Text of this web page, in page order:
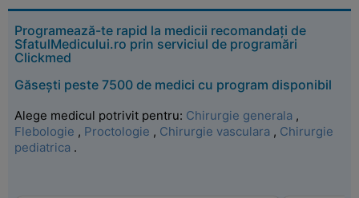
Programează-te rapid la medicii recomandați de
SfatulMedicului.ro prin serviciul de programări
Clickmed
Găsești peste 7500 de medici cu program disponibil
Alege medicul potrivit pentru: Chirurgie generala ,
Flebologie , Proctologie , Chirurgie vasculara , Chirurgie
pediatrica .